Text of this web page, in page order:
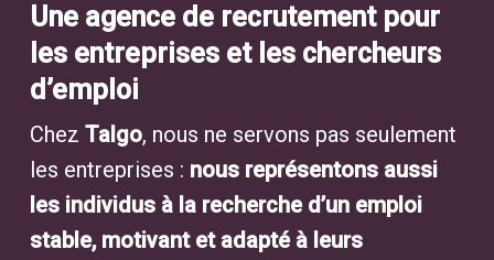
Une agence de recrutement pour
les entreprises et les chercheurs
d’emploi
Chez Talgo, nous ne servons pas seulement
les entreprises : nous représentons aussi
les individus à la recherche d’un emploi
stable, motivant et adapté à leurs